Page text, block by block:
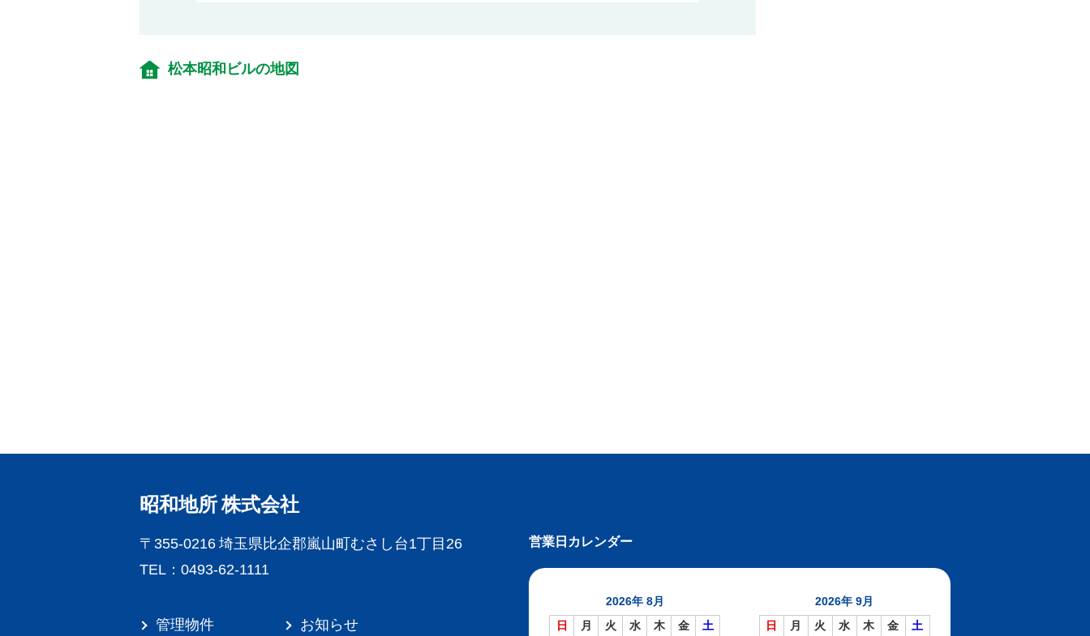
松本昭和ビルの地図
昭和地所 株式会社
〒355-0216 埼玉県比企郡嵐山町むさし台1丁目26
TEL：0493-62-1111
管理物件 お知らせ
営業日カレンダー
2026年 8月
日
月 火 水 木 金 土
2026年 9月
日
月 火 水 木 金 土